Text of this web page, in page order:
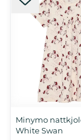
Minymo
White Swan